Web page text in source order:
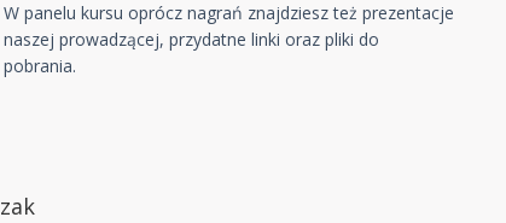
W panelu kursu oprócz nagrań znajdziesz też prezentacje
naszej prowadzącej, przydatne linki oraz pliki do
pobrania.